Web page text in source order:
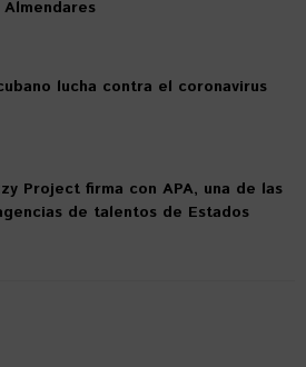
lucha contra el coronavirus
Project firma con APA, una de las
de talentos de Estados